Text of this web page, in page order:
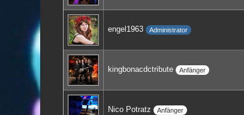
engel1963 Administrator
kingbonacdctribute Anfänger
Nico Potratz Anfänger